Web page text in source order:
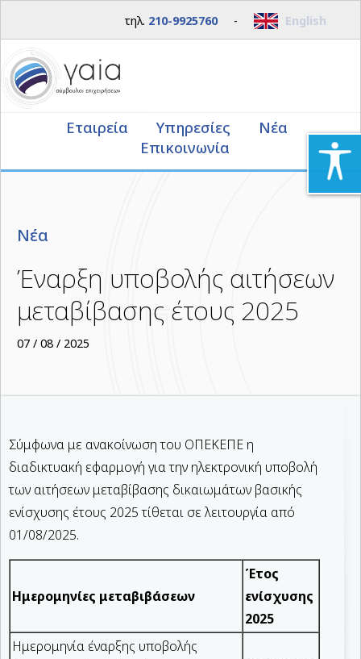
τηλ. 210-9925760- English
Εταιρεία Υπηρεσίες
Νέα
Επικοινωνία
Νέα
Έναρξη υποβολής αιτήσεων
μεταβίβασης έτους 2025
07 / 08 / 2025
Σύμφωνα με ανακοίνωση του ΟΠΕΚΕΠΕ η
διαδικτυακή εφαρμογή για την ηλεκτρονική υποβολή
των αιτήσεων μεταβίβασης δικαιωμάτων βασικής
ενίσχυσης έτους 2025 τίθεται σε λειτουργία από
01/08/2025.
Ημερομηνίες μεταβιβάσεων
Έτος
ενίσχυσης
2025
Ημερομηνία έναρξης υποβολής